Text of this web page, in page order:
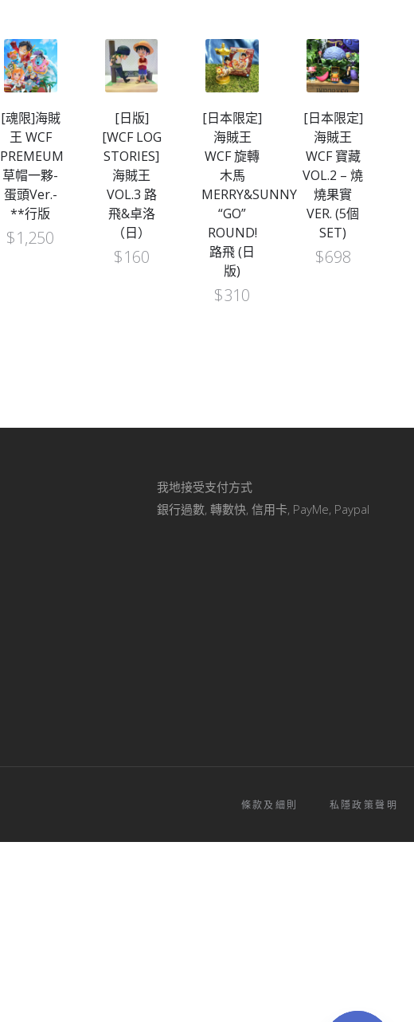
[魂限]海賊
王 WCF
PREMEUM
草帽一夥-
蛋頭Ver.-
**行版
$1,250
[日版]
[WCF LOG
STORIES]
海賊王
VOL.3 路
飛&卓洛
（日）
$160
[日本限定]
海賊王
WCF 旋轉
木馬
MERRY&SUNNY
“GO”
ROUND!
路飛 (日
版)
$310
[日本限定]
海賊王
WCF 寶藏
VOL.2 – 燒
燒果實
VER. (5個
SET)
$698
我地接受支付方式
銀行過數, 轉數快, 信用卡, PayMe, Paypal
條款及細則 私隱政策聲明